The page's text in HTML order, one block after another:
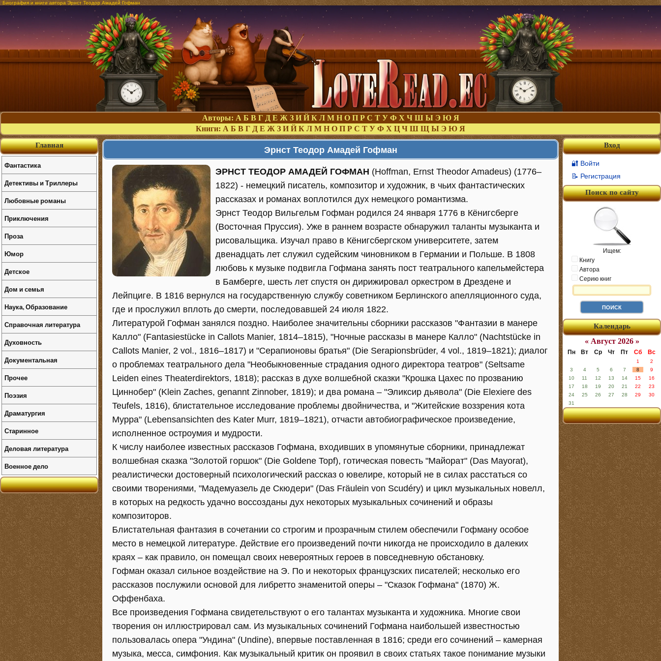
Биография и книги автора Эрнст Теодор Амадей Гофман
Авторы: А Б В Г Д Е Ж З И Й К Л М Н О П Р С Т У Ф Х Ч Ш Ы Э Ю Я
Книги: А Б В Г Д Е Ж З И Й К Л М Н О П Р С Т У Ф Х Ц Ч Ш Щ Ы Э Ю Я
Эрнст Теодор Амадей Гофман
ЭРНСТ ТЕОДОР АМАДЕЙ ГОФМАН (Hoffman, Ernst Theodor Amadeus) (1776–
1822) - немецкий писатель, композитор и художник, в чьих фантастических
рассказах и романах воплотился дух немецкого романтизма.
Эрнст Теодор Вильгельм Гофман родился 24 января 1776 в Кёнигсберге
(Восточная Пруссия). Уже в раннем возрасте обнаружил таланты музыканта и
рисовальщика. Изучал право в Кёнигсбергском университете, затем
двенадцать лет служил судейским чиновником в Германии и Польше. В 1808
любовь к музыке подвигла Гофмана занять пост театрального капельмейстера
в Бамберге, шесть лет спустя он дирижировал оркестром в Дрездене и
Лейпциге. В 1816 вернулся на государственную службу советником Берлинского апелляционного суда,
где и прослужил вплоть до смерти, последовавшей 24 июля 1822.
Литературой Гофман занялся поздно. Наиболее значительны сборники рассказов "Фантазии в манере
Калло" (Fantasiestücke in Callots Manier, 1814–1815), "Ночные рассказы в манере Калло" (Nachtstücke in
Callots Manier, 2 vol., 1816–1817) и "Серапионовы братья" (Die Serapionsbrüder, 4 vol., 1819–1821); диалог
о проблемах театрального дела "Необыкновенные страдания одного директора театров" (Seltsame
Leiden eines Theaterdirektors, 1818); рассказ в духе волшебной сказки "Крошка Цахес по прозванию
Циннобер" (Klein Zaches, genannt Zinnober, 1819); и два романа – "Эликсир дьявола" (Die Elexiere des
Teufels, 1816), блистательное исследование проблемы двойничества, и "Житейские воззрения кота
Мурра" (Lebensansichten des Kater Murr, 1819–1821), отчасти автобиографическое произведение,
исполненное остроумия и мудрости.
К числу наиболее известных рассказов Гофмана, входивших в упомянутые сборники, принадлежат
волшебная сказка "Золотой горшок" (Die Goldene Topf), готическая повесть "Майорат" (Das Mayorat),
реалистически достоверный психологический рассказ о ювелире, который не в силах расстаться со
своими творениями, "Мадемуазель де Скюдери" (Das Fräulein von Scudéry) и цикл музыкальных новелл,
в которых на редкость удачно воссозданы дух некоторых музыкальных сочинений и образы
композиторов.
Блистательная фантазия в сочетании со строгим и прозрачным стилем обеспечили Гофману особое
место в немецкой литературе. Действие его произведений почти никогда не происходило в далеких
краях – как правило, он помещал своих невероятных героев в повседневную обстановку.
Гофман оказал сильное воздействие на Э. По и некоторых французских писателей; несколько его
рассказов послужили основой для либретто знаменитой оперы – "Сказок Гофмана" (1870) Ж.
Оффенбаха.
Все произведения Гофмана свидетельствуют о его талантах музыканта и художника. Многие свои
творения он иллюстрировал сам. Из музыкальных сочинений Гофмана наибольшей известностью
пользовалась опера "Ундина" (Undine), впервые поставленная в 1816; среди его сочинений – камерная
музыка, месса, симфония. Как музыкальный критик он проявил в своих статьях такое понимание музыки
Вход
🔐 Войти
📝 Регистрация
Поиск по сайту
Ищем:
Книгу
Автора
Серию книг
Календарь
« Август 2026 »
Пн Вт Ср Чт Пт Сб Вс
1
2
3
4 5 6 7 8
9
10
11 12 13 14 15
16
17
18 19 20 21 22
23
24
25 26 27 28 29
30
31
Главная
Фантастика
Детективы и Триллеры
Любовные романы
Приключения
Проза
Юмор
Детское
Дом и семья
Наука, Образование
Справочная литература
Духовность
Документальная
Прочее
Поэзия
Драматургия
Старинное
Деловая литература
Военное дело